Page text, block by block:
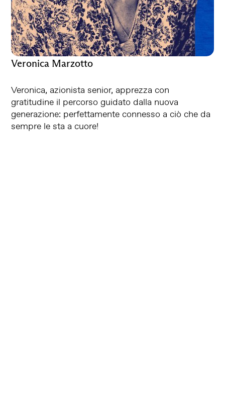
Veronica Marzotto
Veronica, azionista senior, apprezza con
gratitudine il percorso guidato dalla nuova
generazione: perfettamente connesso a ciò che da
sempre le sta a cuore!